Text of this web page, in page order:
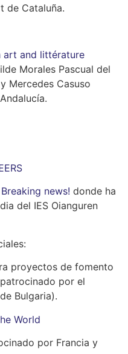
de Cataluña.
art and littérature
Morales Pascual del
Mercedes Casuso
news! donde ha
del IES Oianguren
proyectos de fomento
por el
Bulgaria).
World
por Francia y